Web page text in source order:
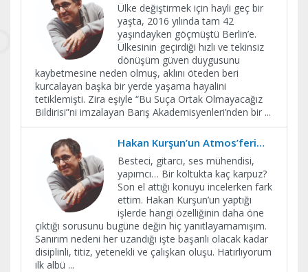
Ülke değiştirmek için hayli geç bir
yaşta, 2016 yılında tam 42
yaşındayken göçmüştü Berlin’e.
Ülkesinin geçirdiği hızlı ve tekinsiz
dönüşüm güven duygusunu
kaybetmesine neden olmuş, aklını öteden beri
kurcalayan başka bir yerde yaşama hayalini
tetiklemişti. Zira eşiyle “Bu Suça Ortak Olmayacağız
Bildirisi”ni imzalayan Barış Akademisyenleri’nden bir ...
Hakan Kurşun’un Atmos’feri…
Besteci, gitarcı, ses mühendisi,
yapımcı… Bir koltukta kaç karpuz?
Son el attığı konuyu incelerken fark
ettim. Hakan Kurşun’un yaptığı
işlerde hangi özelliğinin daha öne
çıktığı sorusunu bugüne değin hiç yanıtlayamamışım.
Sanırım nedeni her uzandığı işte başarılı olacak kadar
disiplinli, titiz, yetenekli ve çalışkan oluşu. Hatırlıyorum
ilk albü ...